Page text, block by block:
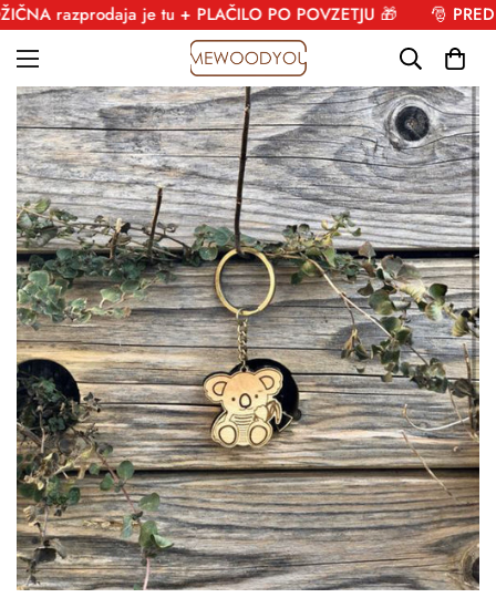
razprodaja je tu + PLAČILO PO POVZETJU 🎁 🎅